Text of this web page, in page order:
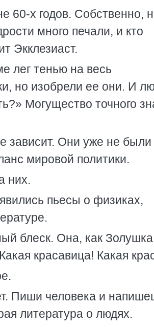
60-х годов. Собственно,
много печали, и кто
Экклезиаст.
лег тенью на весь
но изобрели ее они. И
Могущество точного
зависит. Они уже не были
мировой политики.
них.
пьесы о физиках,
блеск. Она, как
красавица! Какая
Пиши человека и
литература о людях.